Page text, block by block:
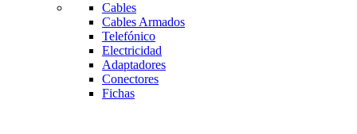
Cables
Cables Armados
Telefónico
Electricidad
Adaptadores
Conectores
Fichas